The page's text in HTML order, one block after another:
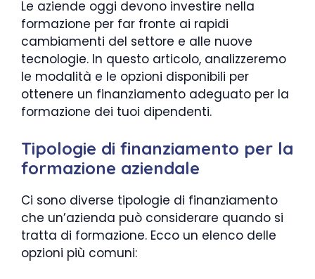
Le aziende oggi devono investire nella
formazione per far fronte ai rapidi
cambiamenti del settore e alle nuove
tecnologie. In questo articolo, analizzeremo
le modalità e le opzioni disponibili per
ottenere un finanziamento adeguato per la
formazione dei tuoi dipendenti.
Tipologie di finanziamento per la
formazione aziendale
Ci sono diverse tipologie di finanziamento
che un’azienda può considerare quando si
tratta di formazione. Ecco un elenco delle
opzioni più comuni: